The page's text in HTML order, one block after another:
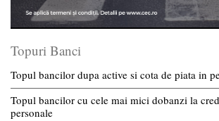
Topuri Banci
Topul bancilor dupa active si cota de piata in
Topul bancilor cu cele mai mici dobanzi la
personale